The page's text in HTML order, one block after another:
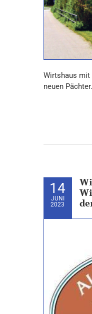
Wirtshaus mit
neuen Pächter.
14
JUNI
2023